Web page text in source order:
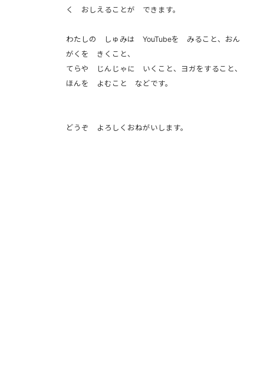
く おしえることが できます。
わたしの しゅみは YouTubeを みること、おん
がくを きくこと、
てらや じんじゃに いくこと、ヨガをすること、
ほんを よむこと などです。
どうぞ よろしくおねがいします。